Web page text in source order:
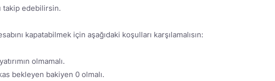
takip edebilirsin.
kapatabilmek için aşağıdaki koşulları karşılamalısın:
olmamalı.
bekleyen bakiyen 0 olmalı.